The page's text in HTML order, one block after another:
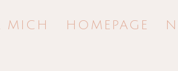
MICH HOMEPAGE